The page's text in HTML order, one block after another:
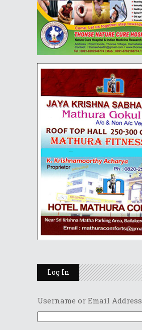
Log In
Username or Email Address